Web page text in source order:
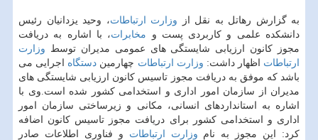
به گزارش رهاتل به نقل از وزارت ارتباطات، وحید یزدانیان رئیس
دانشكده علمی و كاربردی پست و مخابرات، با اشاره به دریافت
مجوز كانون ارزیابی شایستگی های عمومی مدیران توسط وزارت
ارتباطات اظهار داشت: وزارت ارتباطات چهارمین دستگاه اجرایی می
باشد كه موفق به دریافت مجوز تاسیس كانون ارزیابی شایستگی های
مدیران از سازمان امور اداری و استخدامی كشور شده است.وی با
اشاره به استانداردهای انسانی، مكانی و زیرساختی سازمان امور
اداری و استخدامی كشور برای دریافت مجوز تاسیس كانون اضافه
كرد: این مجوز به نام وزارت ارتباطات و فناوری اطلاعات صادر